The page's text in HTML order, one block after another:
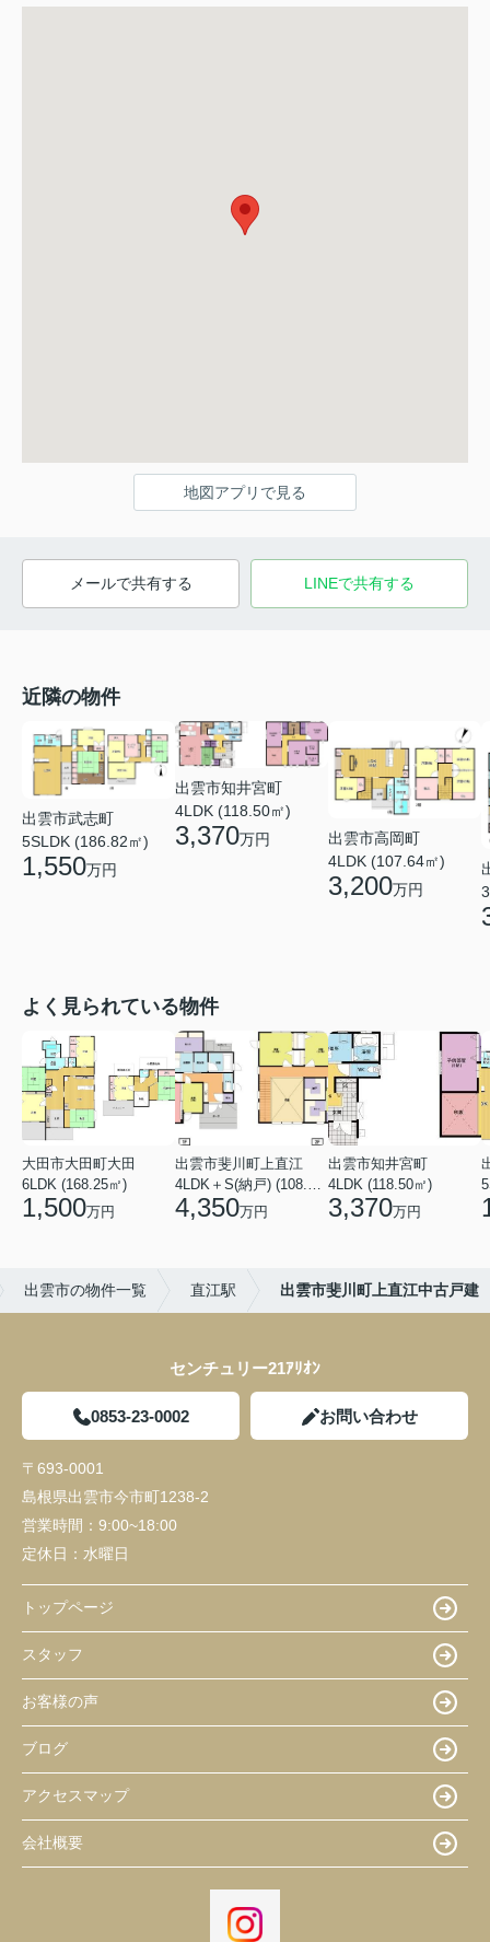
地図アプリで見る
メールで共有する LINEで共有する
近隣の物件
出雲市武志町
5SLDK (186.82㎡)
1,550万円
出雲市知井宮町
4LDK (118.50㎡)
3,370万円
出雲市高岡町
4LDK (107.64㎡)
3,200万円
よく見られている物件
大田市大田町大田
6LDK (168.25㎡)
1,500万円
出雲市斐川町上直江
4,350万円
出雲市知井宮町
4LDK (118.50㎡)
3,370万円
出雲市の物件一覧 直江駅 出雲市斐川町上直江中古戸建
センチュリー21ｱﾘｵﾝ
0853-23-0002 お問い合わせ
〒693-0001
島根県出雲市今市町1238-2
営業時間： 9:00~18:00
定休日： 水曜日
トップページ
スタッフ
お客様の声
ブログ
アクセスマップ
会社概要